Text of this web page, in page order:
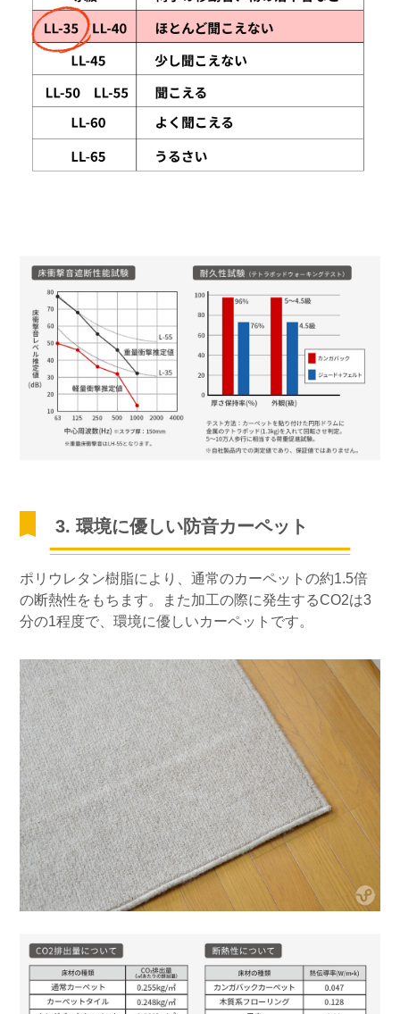
3. 環境に優しい防音カーペット
ポリウレタン樹脂により、通常のカーペットの約1.5倍
の断熱性をもちます。また加工の際に発生するCO2は3
分の1程度で、環境に優しいカーペットです。